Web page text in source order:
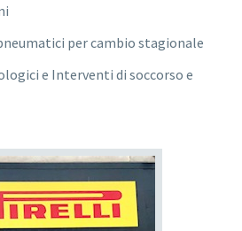
per cambio stagionale
e Interventi di soccorso e